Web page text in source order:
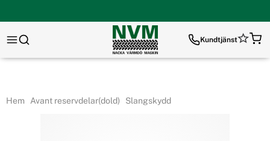
Kundtjänst
Hem Avant reservdelar(dold) Slangskydd